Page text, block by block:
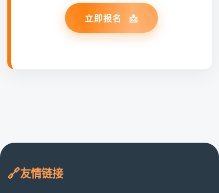
立即报名
友情链接